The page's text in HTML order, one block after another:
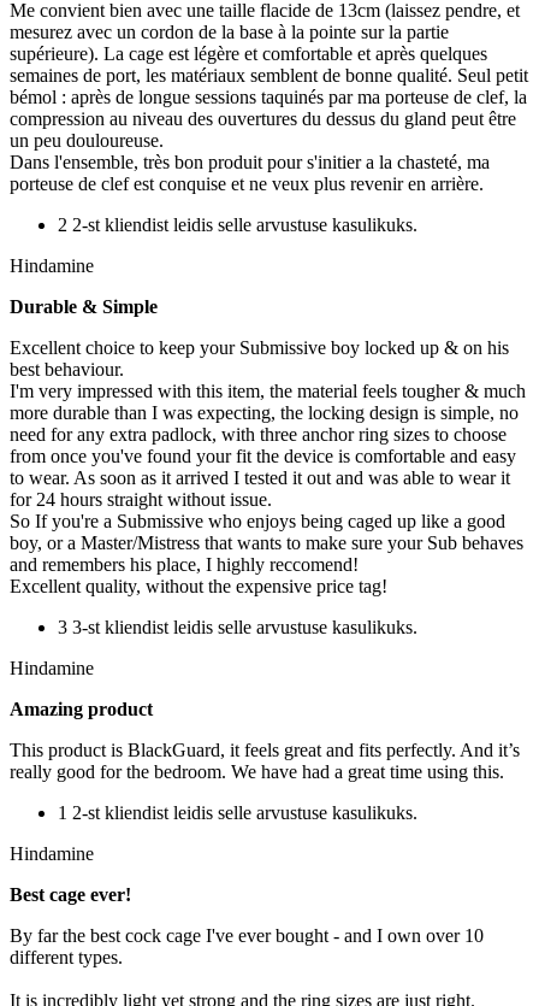
Me convient bien avec une taille flacide de 13cm (laissez pendre, et
mesurez avec un cordon de la base à la pointe sur la partie
supérieure). La cage est légère et comfortable et après quelques
semaines de port, les matériaux semblent de bonne qualité. Seul petit
bémol : après de longue sessions taquinés par ma porteuse de clef, la
compression au niveau des ouvertures du dessus du gland peut être
un peu douloureuse.
Dans l'ensemble, très bon produit pour s'initier a la chasteté, ma
porteuse de clef est conquise et ne veux plus revenir en arrière.
2 2-st kliendist leidis selle arvustuse kasulikuks.
Hindamine
Durable & Simple
Excellent choice to keep your Submissive boy locked up & on his
best behaviour.
I'm very impressed with this item, the material feels tougher & much
more durable than I was expecting, the locking design is simple, no
need for any extra padlock, with three anchor ring sizes to choose
from once you've found your fit the device is comfortable and easy
to wear. As soon as it arrived I tested it out and was able to wear it
for 24 hours straight without issue.
So If you're a Submissive who enjoys being caged up like a good
boy, or a Master/Mistress that wants to make sure your Sub behaves
and remembers his place, I highly reccomend!
Excellent quality, without the expensive price tag!
3 3-st kliendist leidis selle arvustuse kasulikuks.
Hindamine
Amazing product
This product is BlackGuard, it feels great and fits perfectly. And it’s
really good for the bedroom. We have had a great time using this.
1 2-st kliendist leidis selle arvustuse kasulikuks.
Hindamine
Best cage ever!
By far the best cock cage I've ever bought - and I own over 10
different types.
It is incredibly light yet strong and the ring sizes are just right.